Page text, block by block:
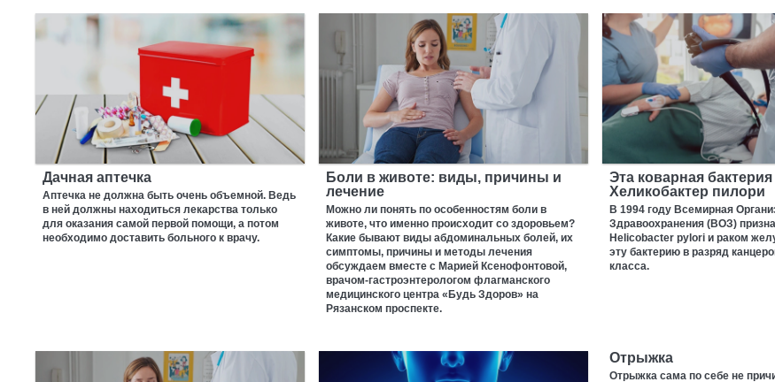
Дачная аптечка
Аптечка не должна быть очень объемной. Ведь
в ней должны находиться лекарства только
для оказания самой первой помощи, а потом
необходимо доставить больного к врачу.
Боли в животе: виды, причины и
лечение
Можно ли понять по особенностям боли в
животе, что именно происходит со здоровьем?
Какие бывают виды абдоминальных болей, их
симптомы, причины и методы лечения
обсуждаем вместе с Марией Ксенофонтовой,
врачом-гастроэнтерологом флагманского
медицинского центра «Будь Здоров» на
Рязанском проспекте.
Эта коварная бактерия
Хеликобактер пилори
В 1994 году Всемирная
Здравоохранения (ВОЗ)
Helicobacter pylori и раком
эту бактерию в разряд
класса.
Отрыжка
Отрыжка сама по себе не